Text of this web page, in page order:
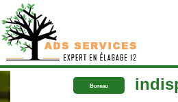
Bureau